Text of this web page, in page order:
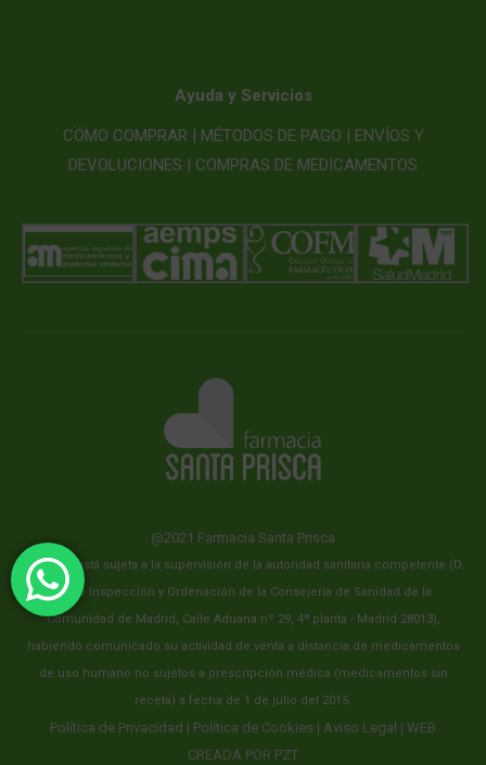
Ayuda y Servicios
CÓMO COMPRAR | MÉTODOS DE PAGO | ENVÍOS Y
DEVOLUCIONES | COMPRAS DE MEDICAMENTOS
@2021 Farmacia Santa Prisca
Esta web está sujeta a la supervisión de la autoridad sanitaria competente (D.
G. De Inspección y Ordenación de la Consejería de Sanidad de la
Comunidad de Madrid, Calle Aduana nº 29, 4ª planta - Madrid 28013),
habiendo comunicado su actividad de venta a distancia de medicamentos
de uso humano no sujetos a prescripción médica (medicamentos sin
receta) a fecha de 1 de julio del 2015.
Política de Privacidad | Política de Cookies | Aviso Legal | WEB
CREADA POR PZT